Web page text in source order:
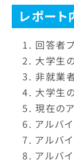
レポー
回答者
大学生
非就業
大学生
現在の
アルバ
アルバ
アルバ